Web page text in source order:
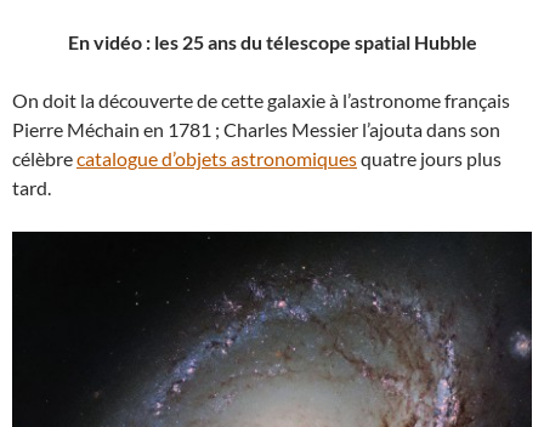
En vidéo : les 25 ans du télescope spatial Hubble
On doit la découverte de cette galaxie à l’astronome français
Pierre Méchain en 1781 ; Charles Messier l’ajouta dans son
célèbrecatalogue d’objets astronomiquesquatre jours plus
tard.